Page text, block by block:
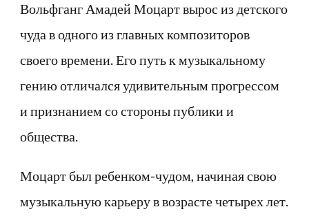
Вольфганг Амадей Моцарт вырос из детского
чуда в одного из главных композиторов
своего времени. Его путь к музыкальному
гению отличался удивительным прогрессом
и признанием со стороны публики и
общества.
Моцарт был ребенком-чудом, начиная свою
музыкальную карьеру в возрасте четырех лет.